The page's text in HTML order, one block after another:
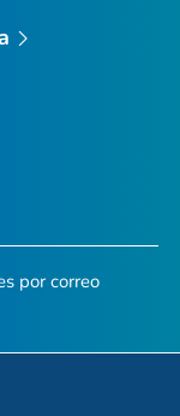
por correo